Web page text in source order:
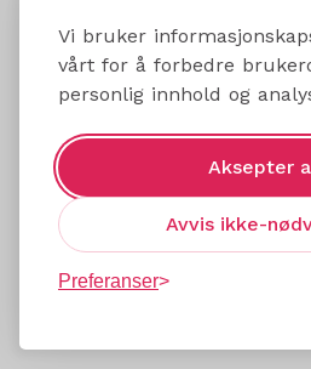
Vi bruker
vårt for å forbedre
personlig innhold og
Aksepter
Avvis ikke-
Preferanser